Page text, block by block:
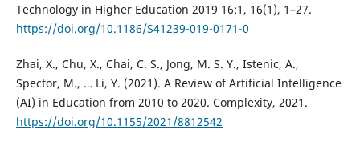
Technology in Higher Education 2019 16:1, 16(1), 1–27.
https://doi.org/10.1186/S41239-019-0171-0
Zhai, X., Chu, X., Chai, C. S., Jong, M. S. Y., Istenic, A.,
Spector, M., … Li, Y. (2021). A Review of Artificial Intelligence
(AI) in Education from 2010 to 2020. Complexity, 2021.
https://doi.org/10.1155/2021/8812542